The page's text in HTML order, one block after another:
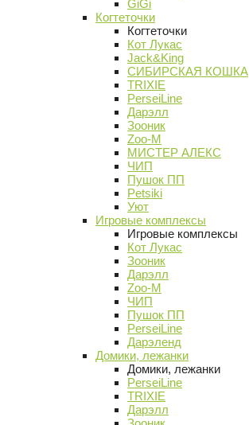
GiGi
Когтеточки
Когтеточки
Кот Лукас
Jack&King
СИБИРСКАЯ КОШКА
TRIXIE
PerseiLine
Дарэлл
Зооник
Zoo-M
МИСТЕР АЛЕКС
ЧИП
Пушок ПП
Petsiki
Уют
Игровые комплексы
Игровые комплексы
Кот Лукас
Зооник
Дарэлл
Zoo-M
ЧИП
Пушок ПП
PerseiLine
Дарэленд
Домики, лежанки
Домики, лежанки
PerseiLine
TRIXIE
Дарэлл